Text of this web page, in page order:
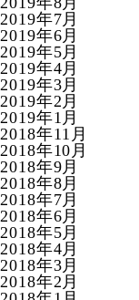
2019年7月
2019年6月
2019年5月
2019年4月
2019年3月
2019年2月
2019年1月
2018年11月
2018年10月
2018年9月
2018年8月
2018年7月
2018年6月
2018年5月
2018年4月
2018年3月
2018年2月